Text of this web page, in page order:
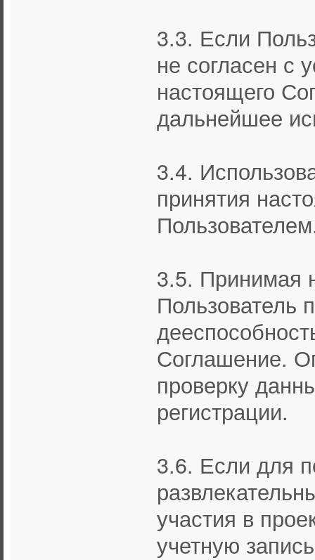
3.3. Если
не согласен с
настоящего
дальнейшее
3.4.
принятия
3.5. Принимая
Пользователь
Соглашение.
проверку
регистрации.
3.6. Если для
участия в
учетную